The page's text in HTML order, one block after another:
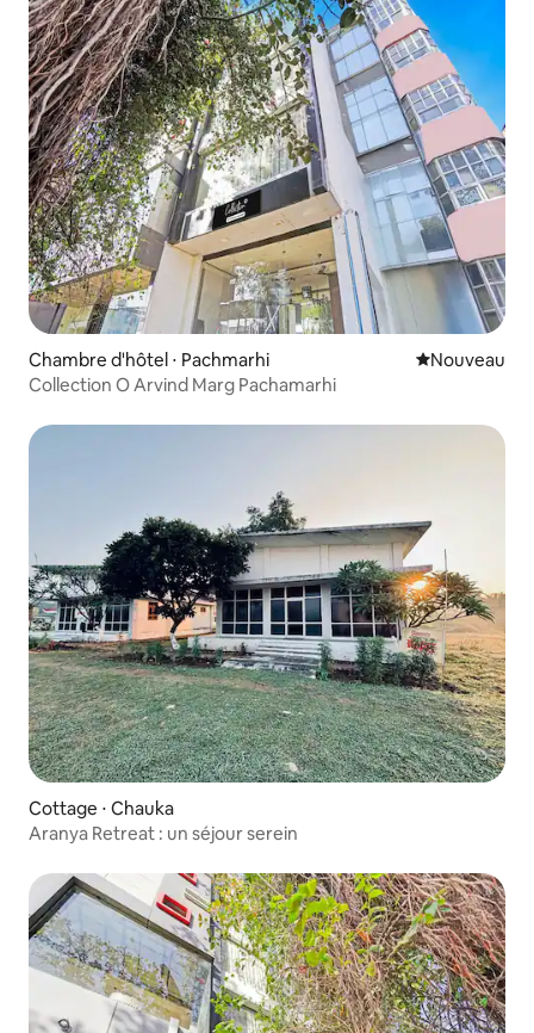
Chambre d'hôtel ⋅ Pachmarhi Nouvel
Nouveau
Collection O Arvind Marg Pachamarhi
Cottage ⋅ Chauka
Aranya Retreat : un séjour serein